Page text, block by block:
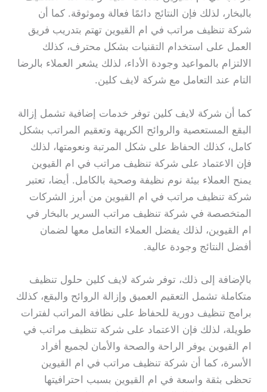
بالبخار، لذلك فإن النتائج دائمًا فعالة وموثوقة. كما أن
شركة تنظيف مراتب في ام القيوين تهتم بتدريب فريق
العمل على استخدام التقنيات بشكل محترف، كذلك
الالتزام بالمواعيد وجودة الأداء، لذلك يشعر العملاء بالرضا
التام عند التعامل مع شركة لايف كلين.
كما أن شركة لايف كلين توفر خدمات إضافية تشمل إزالة
البقع المستعصية والروائح الكريهة وتعقيم المراتب بشكل
كامل، كذلك الحفاظ على شكل المرتبة ونعومتها، لذلك
فإن الاعتماد على شركة تنظيف مراتب في ام القيوين
يمنح العملاء بيئة نوم نظيفة وصحية بالكامل. أيضا، تعتبر
شركة تنظيف مراتب في ام القيوين من أبرز الشركات
المتخصصة في شركة تنظيف مراتب السرير بالبخار في
ام القيوين، لذلك يفضل العملاء التعامل معها لضمان
أفضل النتائج وجودة عالية.
بالإضافة إلى ذلك، توفر شركة لايف كلين حلول تنظيف
متكاملة تشمل التعقيم العميق وإزالة الروائح والبقع، كذلك
برامج تنظيف دورية للحفاظ على نظافة المراتب لفترات
طويلة، لذلك فإن الاعتماد على شركة تنظيف مراتب في
ام القيوين يوفر الراحة والصحة والأمان لجميع أفراد
الأسرة، كما أن شركة تنظيف مراتب في ام القيوين
تحظى بثقة واسعة في ام القيوين بسبب احترافيتها